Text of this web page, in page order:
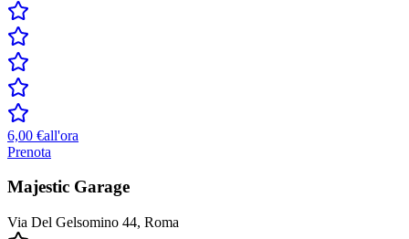
6,00 €all'ora
Prenota
Majestic Garage
Via Del Gelsomino 44, Roma